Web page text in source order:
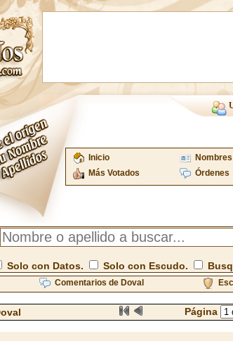
Inicio Nombres
Más Votados
Órdenes
Solo con Datos. Solo con Escudo.
Comentarios de Doval
Página